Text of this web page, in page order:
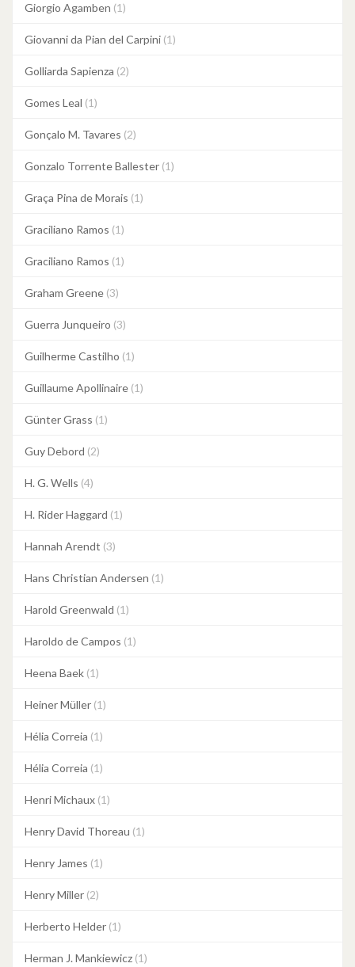
Giorgio Agamben (1)
Giovanni da Pian del Carpini (1)
Golliarda Sapienza (2)
Gomes Leal (1)
Gonçalo M. Tavares (2)
Gonzalo Torrente Ballester (1)
Graça Pina de Morais (1)
Graciliano Ramos (1)
Graciliano Ramos (1)
Graham Greene (3)
Guerra Junqueiro (3)
Guilherme Castilho (1)
Guillaume Apollinaire (1)
Günter Grass (1)
Guy Debord (2)
H. G. Wells (4)
H. Rider Haggard (1)
Hannah Arendt (3)
Hans Christian Andersen (1)
Harold Greenwald (1)
Haroldo de Campos (1)
Heena Baek (1)
Heiner Müller (1)
Hélia Correia (1)
Hélia Correia (1)
Henri Michaux (1)
Henry David Thoreau (1)
Henry James (1)
Henry Miller (2)
Herberto Helder (1)
Herman J. Mankiewicz (1)